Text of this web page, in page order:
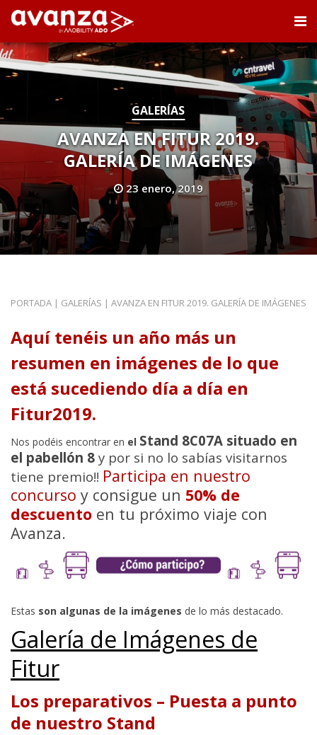
GALERÍAS
AVANZA EN FITUR 2019.
GALERÍA DE IMÁGENES
23 enero, 2019
PORTADA | GALERÍAS | AVANZA EN FITUR 2019. GALERÍA DE IMÁGENES
Aquí tenéis un año más un
resumen en imágenes de lo que
está sucediendo día a día en
Fitur2019.
Nos podéis encontrar en el Stand 8C07A situado en
el pabellón 8 y por si no lo sabías visitarnos
tiene premio!! Participa en nuestro
concurso y consigue un 50% de
descuento en tu próximo viaje con
Avanza.
Estas son algunas de la imágenes de lo más destacado.
Galería de Imágenes de
Fitur
Los preparativos – Puesta a punto
de nuestro Stand